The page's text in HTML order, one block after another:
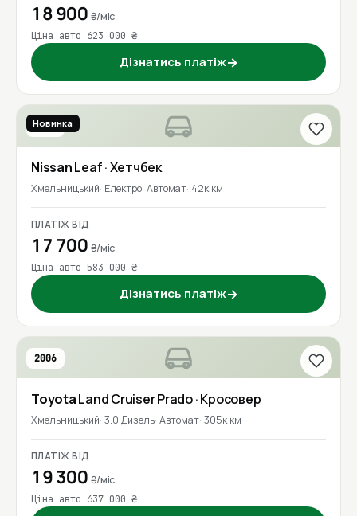
18 900 ₴/міс
Ціна авто 623 000 ₴
Дізнатись платіж→
2020
Новинка
NissanLeaf· Хетчбек
Хмельницький Електро Автомат 42к км
ПЛАТІЖ ВІД
17 700 ₴/міс
Ціна авто 583 000 ₴
Дізнатись платіж→
2006
ToyotaLand Cruiser Prado· Кросовер
Хмельницький 3.0 Дизель Автомат 305к км
ПЛАТІЖ ВІД
19 300 ₴/міс
Ціна авто 637 000 ₴